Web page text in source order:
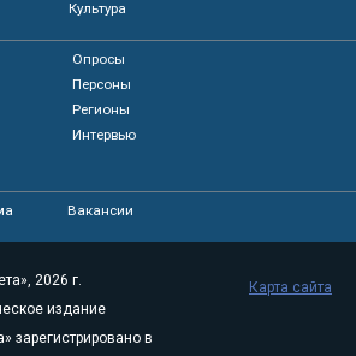
Культура
Опросы
Персоны
Регионы
Интервью
Вакансии
2026 г.
издание
зарегистрировано в
Карта сайта